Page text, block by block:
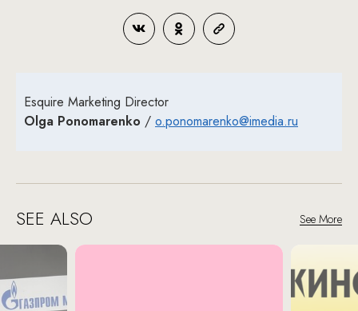
Esquire Marketing Director
Olga Ponomarenko / o.ponomarenko@imedia.ru
SEE ALSO See More